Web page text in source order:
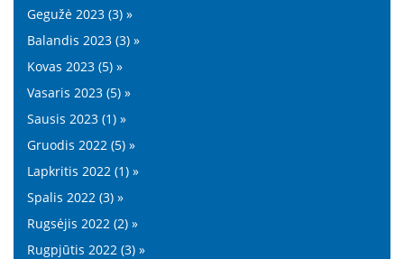
Gegužė 2023 (3) »
Balandis 2023 (3) »
Kovas 2023 (5) »
Vasaris 2023 (5) »
Sausis 2023 (1) »
Gruodis 2022 (5) »
Lapkritis 2022 (1) »
Spalis 2022 (3) »
Rugsėjis 2022 (2) »
Rugpjūtis 2022 (3) »